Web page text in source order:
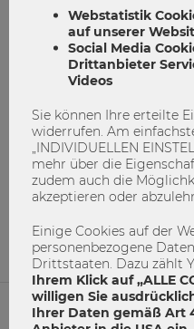
European
Entrepreneurship
Minetico
MyLegacy
Webstatistik
auf unserer
Social Media
Drittanbieter
Videos
Sie können Ihre erteilte
widerrufen. Am
„INDIVIDUELLEN
mehr über die
zudem auch die
akzeptieren oder
Einige Cookies auf der
personenbezogene
Drittstaaten. Dazu zählt
Ihrem Klick auf „ALLE
willigen Sie
Ihrer Daten gemäß Art